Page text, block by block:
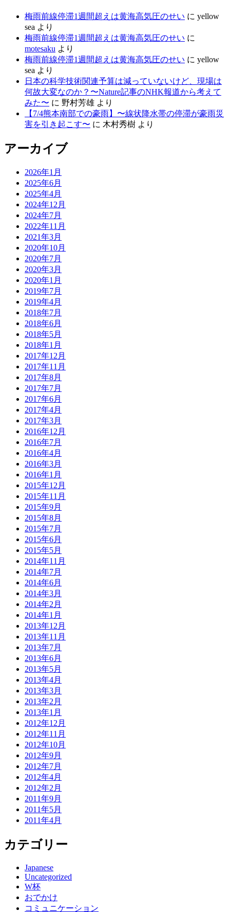
梅雨前線停滞1週間超えは黄海高気圧のせい に yellow
sea より
梅雨前線停滞1週間超えは黄海高気圧のせい に
motesaku より
梅雨前線停滞1週間超えは黄海高気圧のせい に yellow
sea より
日本の科学技術関連予算は減っていないけど、現場は
何故大変なのか？〜Nature記事のNHK報道から考えて
みた〜 に 野村芳雄 より
【7/4熊本南部での豪雨】〜線状降水帯の停滞が豪雨災
害を引き起こす〜 に 木村秀樹 より
アーカイブ
2026年1月
2025年6月
2025年4月
2024年12月
2024年7月
2022年11月
2021年3月
2020年10月
2020年7月
2020年3月
2020年1月
2019年7月
2019年4月
2018年7月
2018年6月
2018年5月
2018年1月
2017年12月
2017年11月
2017年8月
2017年7月
2017年6月
2017年4月
2017年3月
2016年12月
2016年7月
2016年4月
2016年3月
2016年1月
2015年12月
2015年11月
2015年9月
2015年8月
2015年7月
2015年6月
2015年5月
2014年11月
2014年7月
2014年6月
2014年3月
2014年2月
2014年1月
2013年12月
2013年11月
2013年7月
2013年6月
2013年5月
2013年4月
2013年3月
2013年2月
2013年1月
2012年12月
2012年11月
2012年10月
2012年9月
2012年7月
2012年4月
2012年2月
2011年9月
2011年5月
2011年4月
カテゴリー
Japanese
Uncategorized
W杯
おでかけ
コミュニケーション